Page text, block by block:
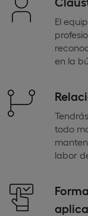
El
en la
todo
labor